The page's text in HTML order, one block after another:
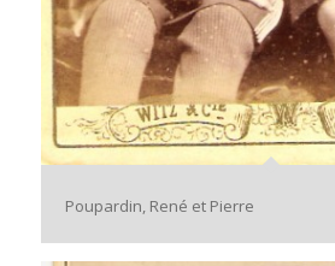
Poupardin, René et Pierre